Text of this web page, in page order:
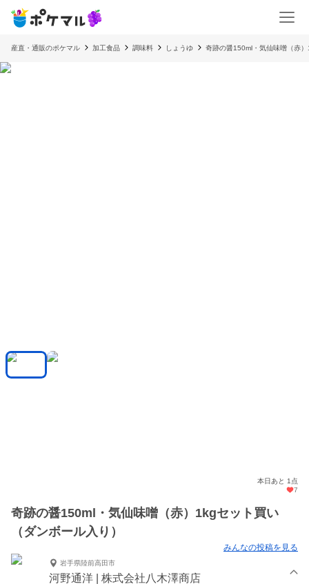
産直・通販のポケマル 加工食品 調味料 しょうゆ 奇跡の醤150ml・気仙味噌（赤
本日あと 1点
7
奇跡の醤150ml・気仙味噌（赤）1kgセット買い
（ダンボール入り）
みんなの投稿を見る
岩手県陸前高田市
河野通洋 | 株式会社八木澤商店